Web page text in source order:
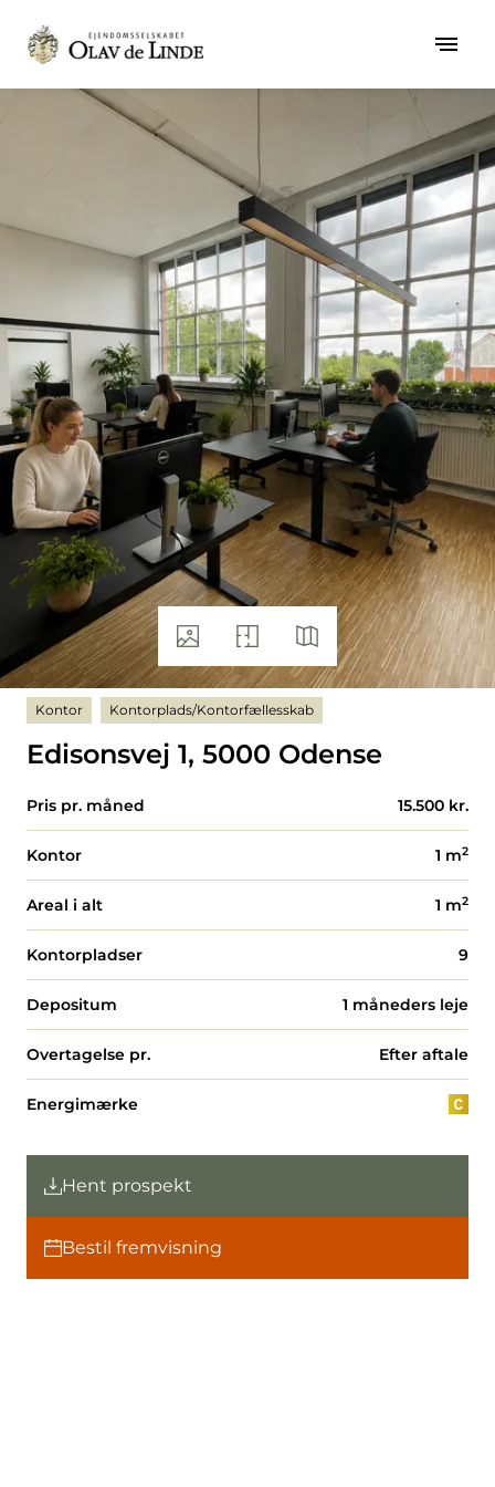
Kontor Kontorplads/Kontorfællesskab
Edisonsvej 1, 5000 Odense
Pris pr. måned 15.500 kr.
Kontor 1 m2
Areal i alt 1 m2
Kontorpladser 9
Depositum 1 måneders leje
Overtagelse pr. Efter aftale
Energimærke
Hent prospekt
Bestil fremvisning